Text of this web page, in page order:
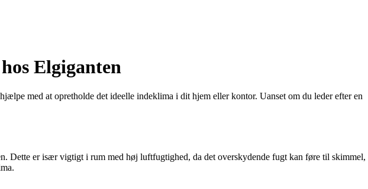
Elgiganten
med at opretholde det ideelle indeklima i dit hjem eller kontor. Uanset om du leder efter en
Dette er især vigtigt i rum med høj luftfugtighed, da det overskydende fugt kan føre til skimmel,